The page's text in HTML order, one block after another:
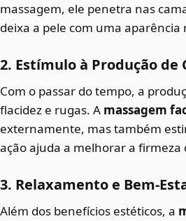
massagem, ele penetra nas
deixa a pele com uma
2. Estímulo à Produção de
Com o passar do tempo, a
flacidez e rugas. A massagem
externamente, mas também
ação ajuda a melhorar a
3. Relaxamento e Bem-
Além dos benefícios estéticos, a